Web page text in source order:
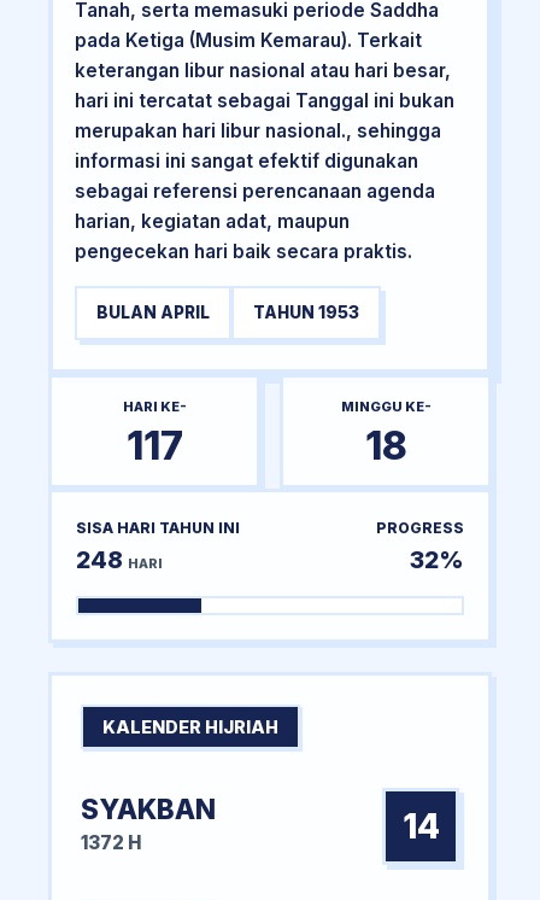
Tanah, serta memasuki periode Saddha
pada Ketiga (Musim Kemarau). Terkait
keterangan libur nasional atau hari besar,
hari ini tercatat sebagai Tanggal ini bukan
merupakan hari libur nasional., sehingga
informasi ini sangat efektif digunakan
sebagai referensi perencanaan agenda
harian, kegiatan adat, maupun
pengecekan hari baik secara praktis.
BULAN APRIL TAHUN 1953
HARI KE-
117
MINGGU KE-
18
SISA HARI TAHUN INI
248 HARI
PROGRESS
32%
KALENDER HIJRIAH
SYAKBAN
1372 H 14